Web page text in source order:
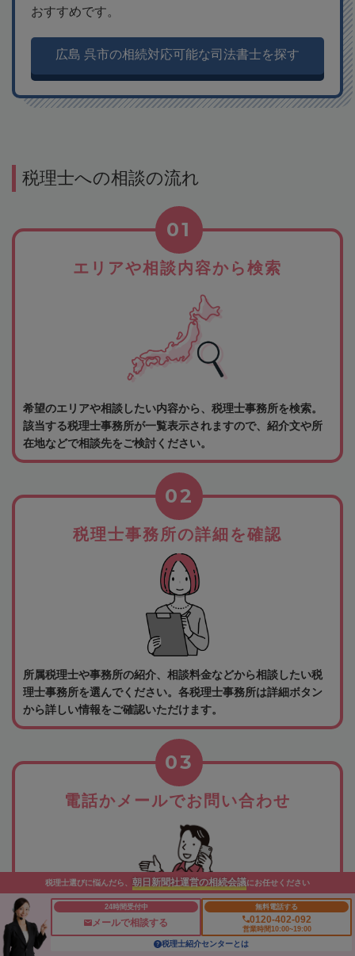
おすすめです。
広島 呉市の相続対応可能な司法書士を探す
税理士への相談の流れ
エリアや相談内容から検索
01
希望のエリアや相談したい内容から、税理士事務所を検索。
該当する税理士事務所が一覧表示されますので、紹介文や所
在地などで相談先をご検討ください。
税理士事務所の詳細を確認
02
所属税理士や事務所の紹介、相談料金などから相談したい税
理士事務所を選んでください。各税理士事務所は詳細ボタン
から詳しい情報をご確認いただけます。
電話かメールでお問い合わせ
03
相談したい事務所が決まったら、事務所詳細ページに記載さ
税理士選びに悩んだら、 朝日新聞社運営の相続会議にお任せください
24時間受付中
メールで相談する
無料電話する
0120-402-092
営業時間10:00~19:00
税理士紹介センターとは